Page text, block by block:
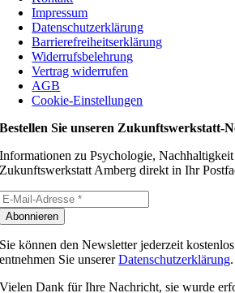
Impressum
Datenschutzerklärung
Barrierefreiheitserklärung
Widerrufsbelehrung
Vertrag widerrufen
AGB
Cookie-Einstellungen
Bestellen Sie unseren Zukunfts­werk­statt-
Informationen zu Psychologie,
Zukunftswerkstatt Amberg direkt in Ihr
Abonnieren
Sie können den Newsletter jederzeit
entnehmen Sie unsererDatenschutzerklärung.
Vielen Dank für Ihre Nachricht, sie wurde